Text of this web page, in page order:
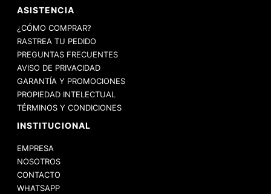
ASISTENCIA
¿CÓMO COMPRAR?
RASTREA TU PEDIDO
PREGUNTAS FRECUENTES
AVISO DE PRIVACIDAD
GARANTÍA Y PROMOCIONES
PROPIEDAD INTELECTUAL
TÉRMINOS Y CONDICIONES
INSTITUCIONAL
EMPRESA
NOSOTROS
CONTACTO
WHATSAPP